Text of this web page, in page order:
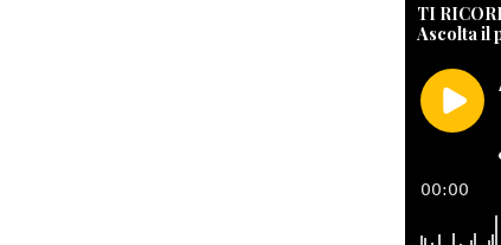
TI
Ascolta il